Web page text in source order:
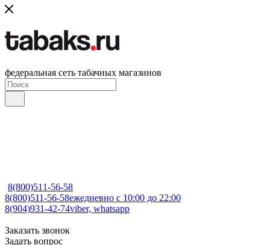
федеральная сеть табачных магазинов
8(800)511-56-58
8(800)511-56-58ежедневно с 10:00 до 22:00
8(904)931-42-74viber, whatsapp
Заказать звонок
Задать вопрос